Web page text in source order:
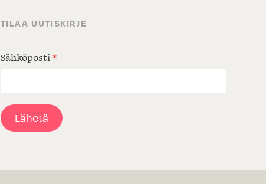
TILAA UUTISKIRJE
Sähköposti *
Lähetä